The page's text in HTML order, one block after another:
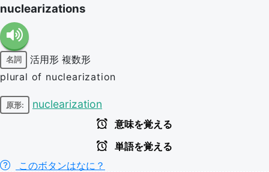
nuclearizations
名詞 活用形 複数形
plural of nuclearization
原形: nuclearization
意味を覚える
単語を覚える
このボタンはなに？